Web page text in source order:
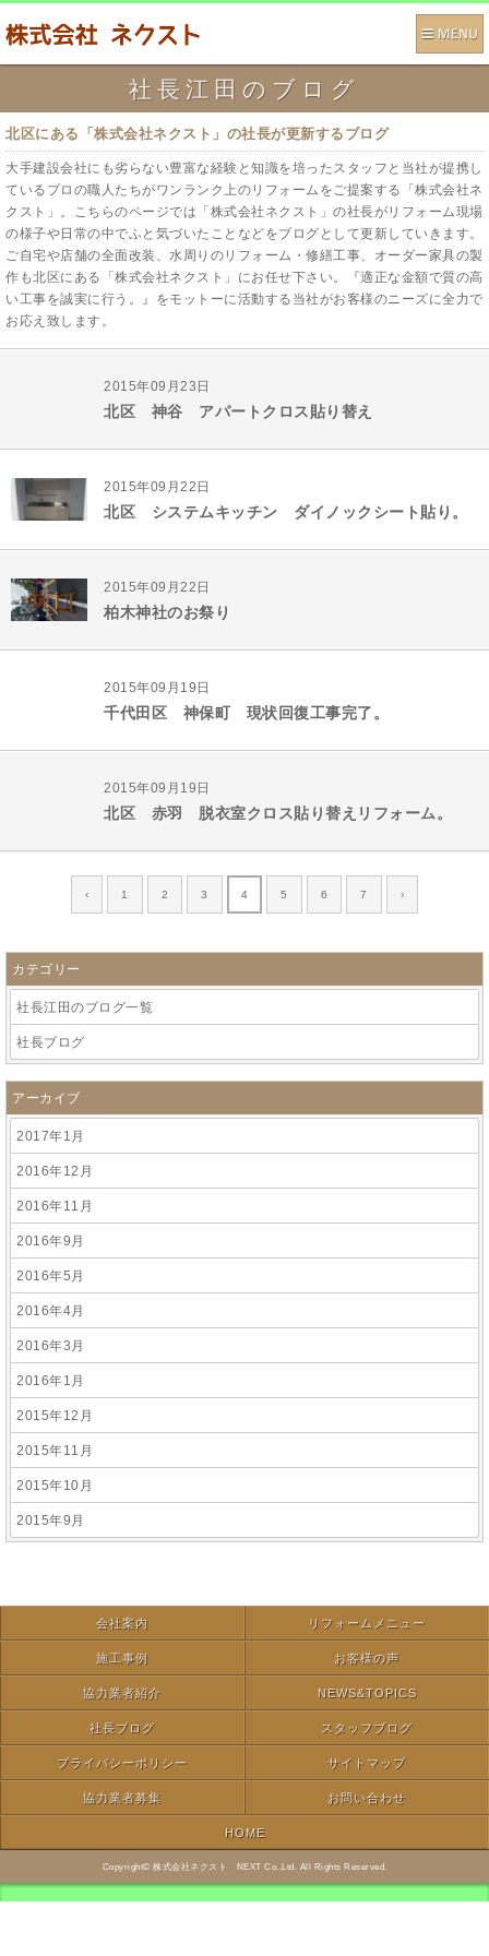
社長江田のブログ
北区にある「株式会社ネクスト」の社長が更新するブログ
大手建設会社にも劣らない豊富な経験と知識を培ったスタッフと当社が提携し
ているプロの職人たちがワンランク上のリフォームをご提案する「株式会社ネ
クスト」。こちらのページでは「株式会社ネクスト」の社長がリフォーム現場
の様子や日常の中でふと気づいたことなどをブログとして更新していきます。
ご自宅や店舗の全面改装、水周りのリフォーム・修繕工事、オーダー家具の製
作も北区にある「株式会社ネクスト」にお任せ下さい。『適正な金額で質の高
い工事を誠実に行う。』をモットーに活動する当社がお客様のニーズに全力で
お応え致します。
2015年09月23日
北区 神谷 アパートクロス貼り替え
2015年09月22日
北区 システムキッチン ダイノックシート貼り。
2015年09月22日
柏木神社のお祭り
2015年09月19日
千代田区 神保町 現状回復工事完了。
2015年09月19日
北区 赤羽 脱衣室クロス貼り替えリフォーム。
‹ 1 2 3 4 5 6 7 ›
カテゴリー
社長江田のブログ一覧
社長ブログ
アーカイブ
2017年1月
2016年12月
2016年11月
2016年9月
2016年5月
2016年4月
2016年3月
2016年1月
2015年12月
2015年11月
2015年10月
2015年9月
会社案内 リフォームメニュー
施工事例 お客様の声
協力業者紹介 NEWS&TOPICS
社長ブログ スタッフブログ
プライバシーポリシー サイトマップ
協力業者募集 お問い合わせ
HOME
Copyright© 株式会社ネクスト NEXT Co.,Ltd. All Rights Reserved.